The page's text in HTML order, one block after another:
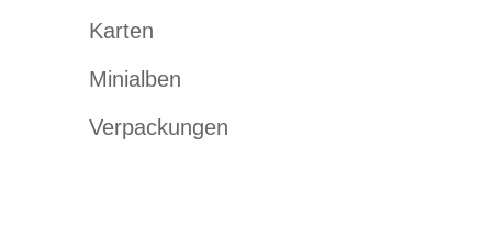
Karten
Minialben
Verpackungen